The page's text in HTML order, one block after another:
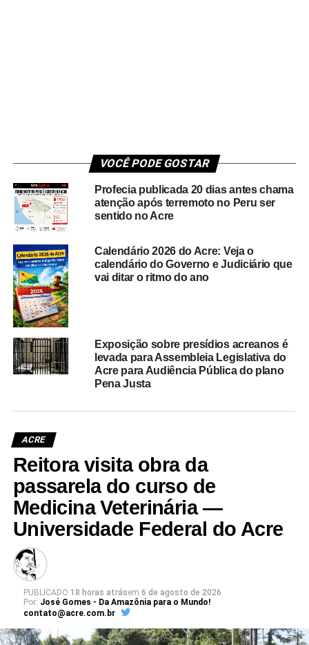
VOCÊ PODE GOSTAR
Profecia publicada 20 dias antes chama
atenção após terremoto no Peru ser
sentido no Acre
Calendário 2026 do Acre: Veja o
calendário do Governo e Judiciário que
vai ditar o ritmo do ano
Exposição sobre presídios acreanos é
levada para Assembleia Legislativa do
Acre para Audiência Pública do plano
Pena Justa
ACRE
Reitora visita obra da
passarela do curso de
Medicina Veterinária —
Universidade Federal do Acre
PUBLICADO 18 horas atrásem 6 de agosto de 2026
Por: José Gomes - Da Amazônia para o Mundo!
contato@acre.com.br